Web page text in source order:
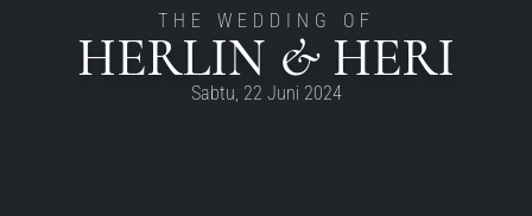
THE WEDDING OF
HERLIN & HERI
Sabtu, 22 Juni 2024